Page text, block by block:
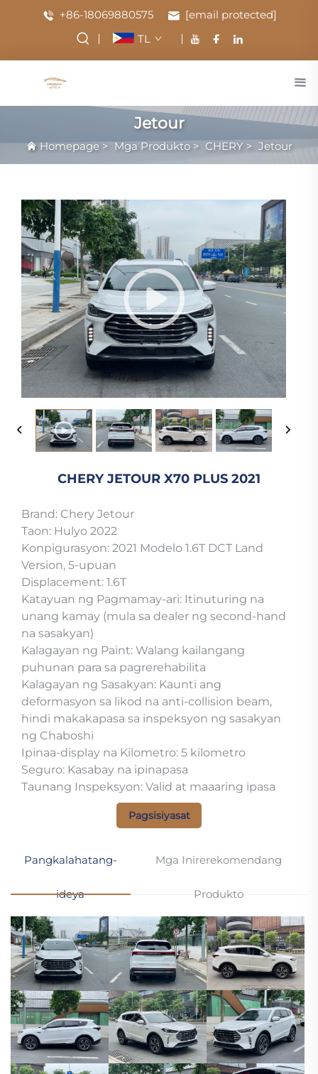
+86-18069880575
[email protected]
TL
Jetour
Homepage> Mga Produkto> CHERY> Jetour
CHERY JETOUR X70 PLUS 2021
Brand: Chery Jetour
Taon: Hulyo 2022
Konpigurasyon: 2021 Modelo 1.6T DCT Land
Version, 5-upuan
Displacement: 1.6T
Katayuan ng Pagmamay-ari: Itinuturing na
unang kamay (mula sa dealer ng second-hand
na sasakyan)
Kalagayan ng Paint: Walang kailangang
puhunan para sa pagrerehabilita
Kalagayan ng Sasakyan: Kaunti ang
deformasyon sa likod na anti-collision beam,
hindi makakapasa sa inspeksyon ng sasakyan
ng Chaboshi
Ipinaa-display na Kilometro: 5 kilometro
Seguro: Kasabay na ipinapasa
Taunang Inspeksyon: Valid at maaaring ipasa
Pagsisiyasat
Pangkalahatang-
ideya
Mga Inirerekomendang
Produkto